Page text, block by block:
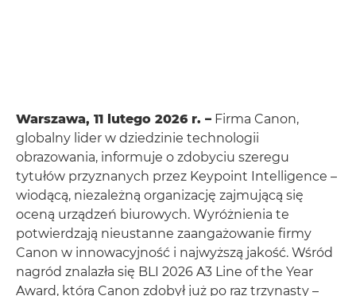
Warszawa, 11 lutego 2026 r. – Firma Canon,
globalny lider w dziedzinie technologii
obrazowania, informuje o zdobyciu szeregu
tytułów przyznanych przez Keypoint Intelligence –
wiodącą, niezależną organizację zajmującą się
oceną urządzeń biurowych. Wyróżnienia te
potwierdzają nieustanne zaangażowanie firmy
Canon w innowacyjność i najwyższą jakość. Wśród
nagród znalazła się BLI 2026 A3 Line of the Year
Award, którą Canon zdobył już po raz trzynasty –